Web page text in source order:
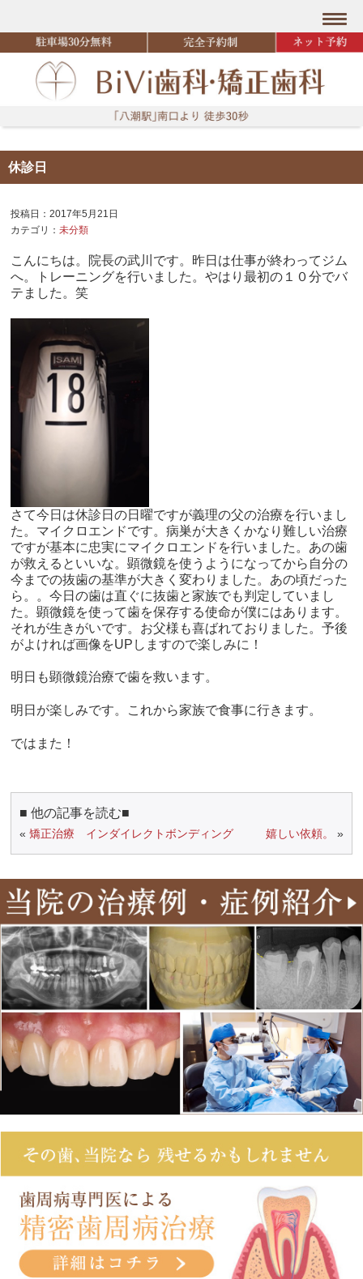
休診日
投稿日：2017年5月21日
カテゴリ：未分類
こんにちは。院長の武川です。昨日は仕事が終わってジム
へ。トレーニングを行いました。やはり最初の１０分でバ
テました。笑
さて今日は休診日の日曜ですが義理の父の治療を行いまし
た。マイクロエンドです。病巣が大きくかなり難しい治療
ですが基本に忠実にマイクロエンドを行いました。あの歯
が救えるといいな。顕微鏡を使うようになってから自分の
今までの抜歯の基準が大きく変わりました。あの頃だった
ら。。今日の歯は直ぐに抜歯と家族でも判定していまし
た。顕微鏡を使って歯を保存する使命が僕にはあります。
それが生きがいです。お父様も喜ばれておりました。予後
がよければ画像をUPしますので楽しみに！
明日も顕微鏡治療で歯を救います。
明日が楽しみです。これから家族で食事に行きます。
ではまた！
■ 他の記事を読む■
«矯正治療 インダイレクトボンディング 嬉しい依頼。 »